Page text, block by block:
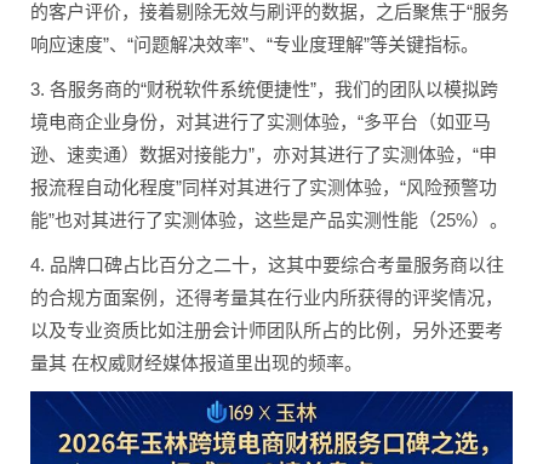
的客户评价，接着剔除无效与刷评的数据，之后聚焦于“服务
响应速度”、“问题解决效率”、“专业度理解”等关键指标。
3. 各服务商的“财税软件系统便捷性”，我们的团队以模拟跨
境电商企业身份，对其进行了实测体验，“多平台（如亚马
逊、速卖通）数据对接能力”，亦对其进行了实测体验，“申
报流程自动化程度”同样对其进行了实测体验，“风险预警功
能”也对其进行了实测体验，这些是产品实测性能（25%）。
4. 品牌口碑占比百分之二十，这其中要综合考量服务商以往
的合规方面案例，还得考量其在行业内所获得的评奖情况，
以及专业资质比如注册会计师团队所占的比例，另外还要考
量其 在权威财经媒体报道里出现的频率。